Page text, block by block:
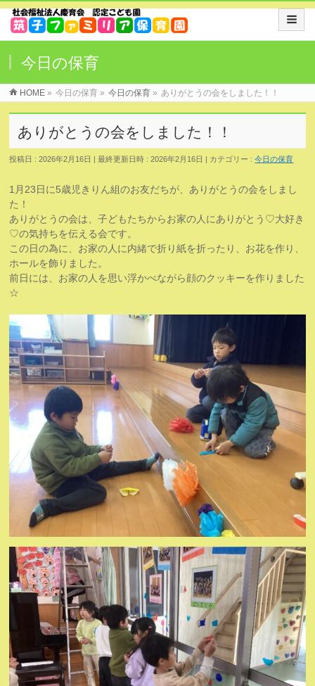
今日の保育
HOME » 今日の保育 » 今日の保育 » ありがとうの会をしました！！
ありがとうの会をしました！！
投稿日 : 2026年2月16日 最終更新日時 : 2026年2月16日 カテゴリー :今日の保育
1月23日に5歳児きりん組のお友だちが、ありがとうの会をしまし
た！
ありがとうの会は、子どもたちからお家の人にありがとう♡大好き
♡の気持ちを伝える会です。
この日の為に、お家の人に内緒で折り紙を折ったり、お花を作り、
ホールを飾りました。
前日には、お家の人を思い浮かべながら顔のクッキーを作りました
☆